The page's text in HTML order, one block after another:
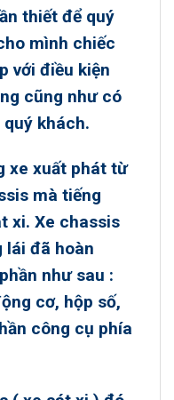
thiết để quý
mình chiếc
với điều kiện
cũng như có
khách.
xe xuất phát từ
mà tiếng
xi. Xe chassis
lái đã hoàn
như sau :
cơ, hộp số,
công cụ phía